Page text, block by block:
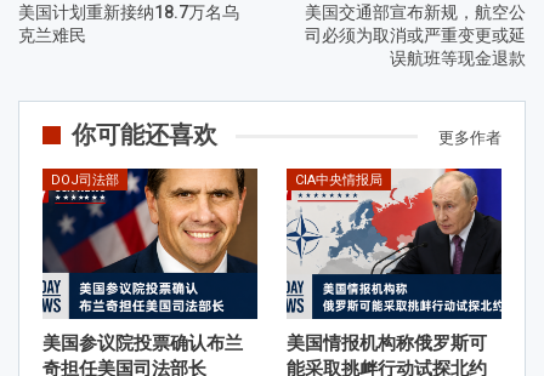
美国计划重新接纳18.7万名乌
克兰难民
美国交通部宣布新规，航空公
司必须为取消或严重变更或延
误航班等现金退款
你可能还喜欢 更多作者
DOJ司法部
美国参议院投票确认布兰
奇担任美国司法部长
CIA中央情报局
美国情报机构称俄罗斯可
能采取挑衅行动试探北约